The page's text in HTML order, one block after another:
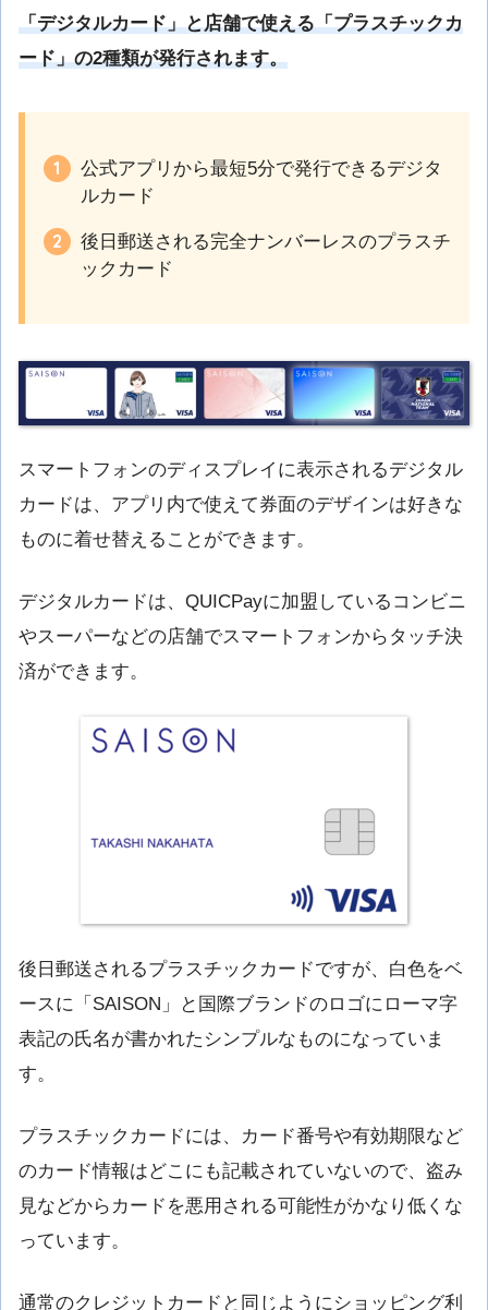
「デジタルカード」と店舗で使える「プラスチックカ
ード」の2種類が発行されます。
公式アプリから最短5分で発行できるデジタ
ルカード
後日郵送される完全ナンバーレスのプラスチ
ックカード
スマートフォンのディスプレイに表示されるデジタル
カードは、アプリ内で使えて券面のデザインは好きな
ものに着せ替えることができます。
デジタルカードは、QUICPayに加盟しているコンビニ
やスーパーなどの店舗でスマートフォンからタッチ決
済ができます。
後日郵送されるプラスチックカードですが、白色をベ
ースに「SAISON」と国際ブランドのロゴにローマ字
表記の氏名が書かれたシンプルなものになっていま
す。
プラスチックカードには、カード番号や有効期限など
のカード情報はどこにも記載されていないので、盗み
見などからカードを悪用される可能性がかなり低くな
っています。
通常のクレジットカードと同じようにショッピング利